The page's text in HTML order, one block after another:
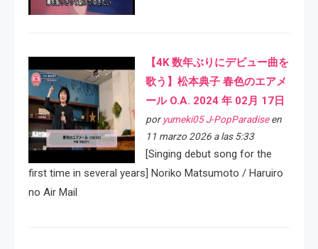
【4K 数年ぶりにデビュー曲を
歌う】松本典子 春色のエアメ
ール O.A. 2024 年 02月 17日
por yumeki05 J-PopParadiseen
11 marzo 2026 a las 5:33
[Singing debut song for the
first time in several years] Noriko Matsumoto / Haruiro
no Air Mail